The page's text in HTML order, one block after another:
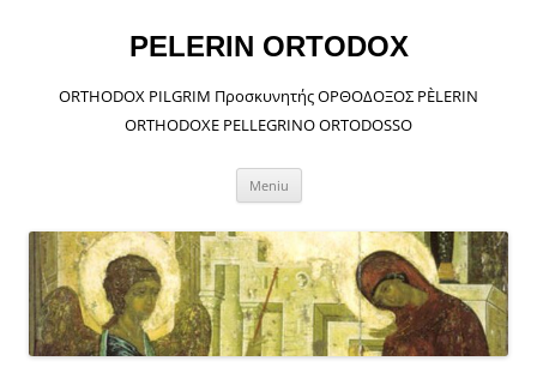
PELERIN ORTODOX
ORTHODOX PILGRIM Προσκυνητής ΟΡΘΟΔΟΞΟΣ PÈLERIN
ORTHODOXE PELLEGRINO ORTODOSSO
Meniu